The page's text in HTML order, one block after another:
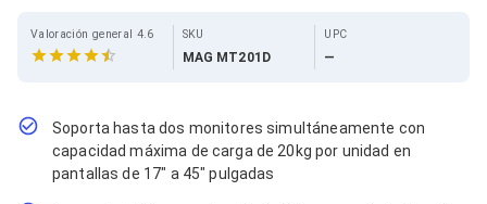
Cables Fibra Óptica
Cables SFP+
Jacks de Red
Conectores
Tapas y Cajas
Valoración general 4.6 SKU
MAG MT201D
UPC
—
Soporta hasta dos monitores simultáneamente con
capacidad máxima de carga de 20kg por unidad en
pantallas de 17" a 45" pulgadas